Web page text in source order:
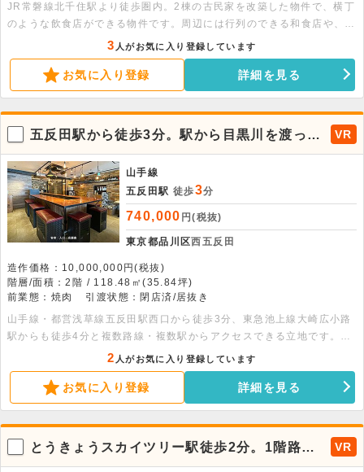
JR常磐線北千住駅より徒歩圏内。2棟の古民家を改築した物件で、横丁
のような飲食店ができる物件です。周辺には行列のできる和食店や、北
千住でドミナント展開している繁盛店などが軒を連ねております。駅周
辺にはない、目的来店型の店舗としての利用も可能です。同ビルには甘
味処・中華・寿司屋等が入っており、集客の相乗効果も見込める物件で
す。厨房機器は縦型冷凍冷蔵庫・製氷機・食器洗浄機・グリストラップ
等の飲食出店に必要な設備が一式残った状態でのお引渡しとなります。
現在は焼肉屋の居抜きですが、小箱で字型が良いため、様々な業態への
汎用が可能です。
3 人がお気に入り登録しています
お気に入り登録 詳細を見る
五反田駅から徒歩3分。駅から目黒川を渡って
すぐの立地で美内装の焼肉居抜き物件が出ま
した！
VR
山手線
五反田駅 徒歩3分
740,000 円(税抜)
東京都品川区西五反田
造作価格：10,000,000円(税抜)
階層/面積：2階 / 118.48㎡(35.84坪)
前業態：焼肉
引渡状態：閉店済/居抜き
山手線・都営浅草線五反田駅西口から徒歩3分、東急池上線大崎広小路
駅からも徒歩4分と複数路線・複数駅からアクセスできる立地です。飲
食店が立ち並ぶエリアで美内装の焼肉居抜き物件が出ました。ビジネス
パーソンと近隣住民がバランス良く集客できる立地です。幅広い飲食業
態に対応可能なインフラスペックの高い物件です。目黒川からも近く、
お花見シーズンには更なる集客に期待できます。内見のご希望やご質問
等ございましたら、お気軽にお問い合わせください。
2 人がお気に入り登録しています
お気に入り登録 詳細を見る
とうきょうスカイツリー駅徒歩2分。1階路面
店、焼肉店居抜き物件。
VR